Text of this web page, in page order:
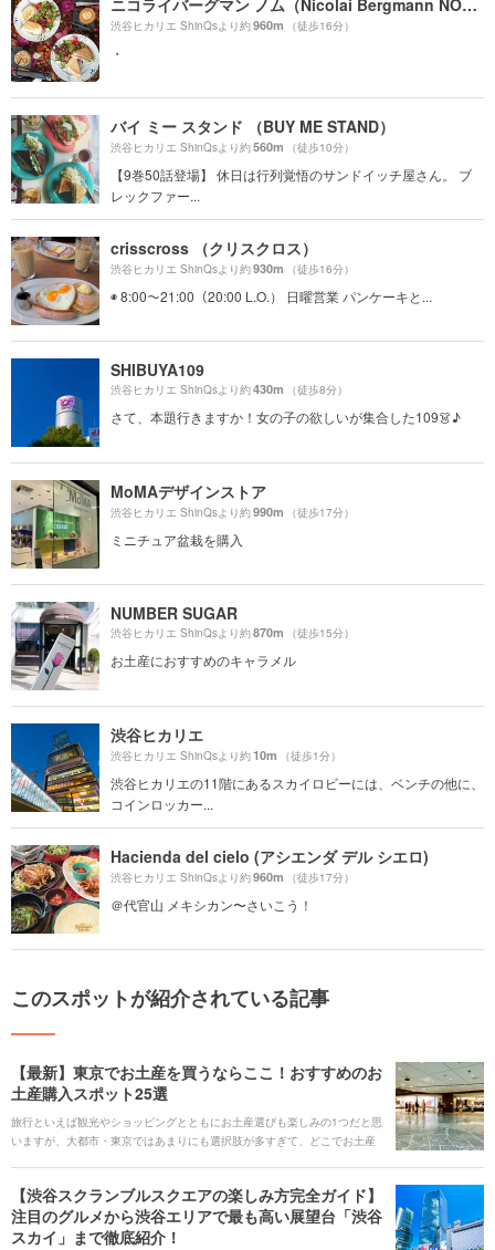
ニコライバーグマン ノム（Nicolai Bergmann NOMU ）
渋谷ヒカリエ ShinQsより約960m （徒歩16分）
・
バイ ミー スタンド （BUY ME STAND）
渋谷ヒカリエ ShinQsより約560m （徒歩10分）
【9巻50話登場】 休日は行列覚悟のサンドイッチ屋さん。 ブ
レックファー...
crisscross （クリスクロス）
渋谷ヒカリエ ShinQsより約930m （徒歩16分）
◉ 8:00〜21:00（20:00 L.O.） 日曜営業 パンケーキと...
SHIBUYA109
渋谷ヒカリエ ShinQsより約430m （徒歩8分）
さて、本題行きますか！女の子の欲しいが集合した109👗♪
MoMAデザインストア
渋谷ヒカリエ ShinQsより約990m （徒歩17分）
ミニチュア盆栽を購入
NUMBER SUGAR
渋谷ヒカリエ ShinQsより約870m （徒歩15分）
お土産におすすめのキャラメル
渋谷ヒカリエ
渋谷ヒカリエ ShinQsより約10m （徒歩1分）
渋谷ヒカリエの11階にあるスカイロビーには、ベンチの他に、
コインロッカー...
Hacienda del cielo (アシエンダ デル シエロ)
渋谷ヒカリエ ShinQsより約960m （徒歩17分）
＠代官山 メキシカン〜さいこう！
このスポットが紹介されている記事
【最新】東京でお土産を買うならここ！おすすめのお
土産購入スポット25選
旅行といえば観光やショッピングとともにお土産選びも楽しみの1つだと思
いますが、大都市・東京ではあまりにも選択肢が多すぎて、どこでお土産
お菓子店まで、東京のお土産が購入できるスポットをご紹介します。ぜひ
参考にして、さらに東京旅行を満喫してください。
【渋谷スクランブルスクエアの楽しみ方完全ガイド】
注目のグルメから渋谷エリアで最も高い展望台「渋谷
スカイ」まで徹底紹介！